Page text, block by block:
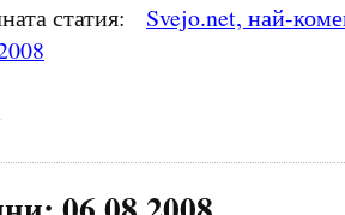
статия: Svejo.net, най-